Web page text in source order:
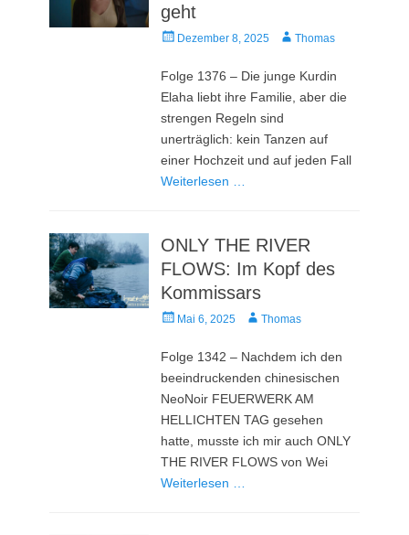
geht
Veröffentlicht
Dezember 8, 2025 AutorThomas
Folge 1376 – Die junge Kurdin
Elaha liebt ihre Familie, aber die
strengen Regeln sind
unerträglich: kein Tanzen auf
einer Hochzeit und auf jeden Fall
Weiterlesen …
ONLY THE RIVER
FLOWS: Im Kopf des
Kommissars
Veröffentlicht
Mai 6, 2025 AutorThomas
Folge 1342 – Nachdem ich den
beeindruckenden chinesischen
NeoNoir FEUERWERK AM
HELLICHTEN TAG gesehen
hatte, musste ich mir auch ONLY
THE RIVER FLOWS von Wei
Weiterlesen …